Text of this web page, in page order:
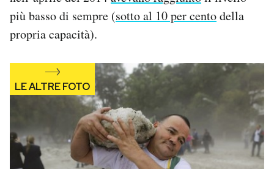
Hai bisogno di aiuto?
Esci
più basso di sempre (sotto al 10 per centodella
propria capacità).